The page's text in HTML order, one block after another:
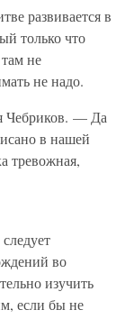
развивается в
только что
не
не надо.
Чебриков. — Да
в нашей
тревожная,
во
изучить
если бы не